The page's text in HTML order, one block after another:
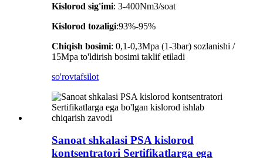
Kislorod sig'imi: 3-400Nm3/soat
Kislorod tozaligi:93%-95%
Chiqish bosimi: 0,1-0,3Mpa (1-3bar) sozlanishi /
15Mpa to'ldirish bosimi taklif etiladi
so'rovtafsilot
Sanoat shkalasi PSA kislorod
kontsentratori Sertifikatlarga ega